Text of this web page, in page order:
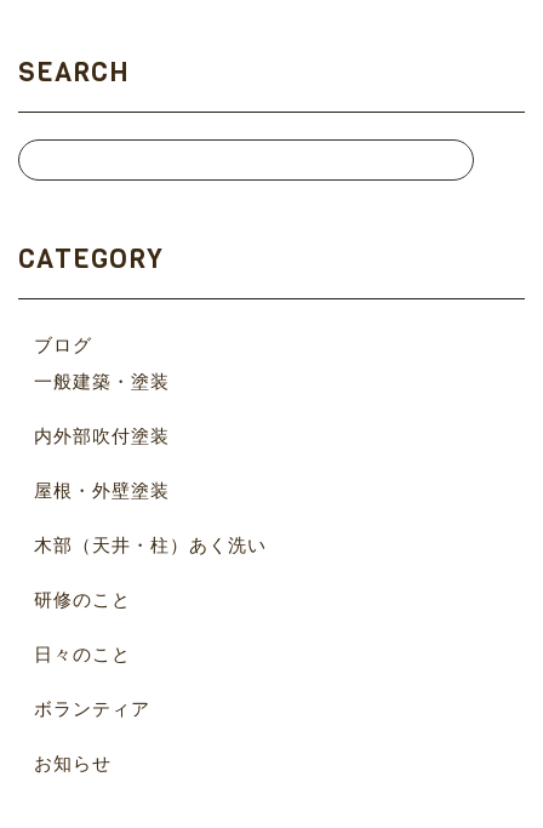
SEARCH
CATEGORY
ブログ
一般建築・塗装
内外部吹付塗装
屋根・外壁塗装
木部（天井・柱）あく洗い
研修のこと
日々のこと
ボランティア
お知らせ